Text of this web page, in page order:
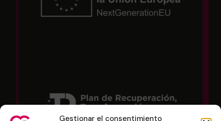
Gestionar el consentimiento